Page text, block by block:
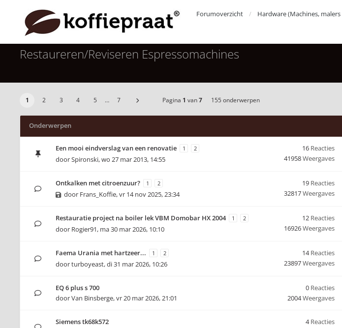
Forumoverzicht Hardware (Machines, malers
Restaureren/Reviseren Espressomachines
1 2 3 4 5 … 7 Pagina 1 van7 155 onderwerpen
Onderwerpen
Een mooi eindverslag van een renovatie 1 2
doorSpironski,wo 27 mar 2013, 14:55
16 Reacties
41958Weergaves
Ontkalken met citroenzuur? 1 2
door Frans_Koffie,vr 14 nov 2025, 23:34
19 Reacties
32817Weergaves
Restauratie project na boiler lek VBM Domobar HX 2004 1 2
door Rogier91, ma 30 mar 2026, 10:10
12 Reacties
16926Weergaves
Faema Urania met hartzeer... 1 2
doorturboyeast,di 31 mar 2026, 10:26
14Reacties
23897Weergaves
EQ 6 plus s 700
doorVan Binsberge,vr 20 mar 2026, 21:01
0 Reacties
2004Weergaves
Siemens tk68k572
4Reacties